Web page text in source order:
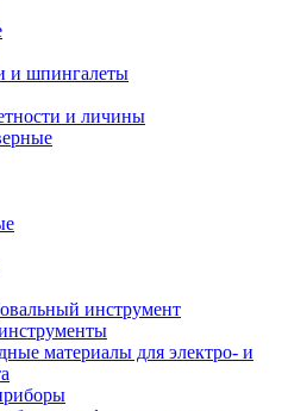
и шпингалеты
и личины
инструмент
материалы для электро- и